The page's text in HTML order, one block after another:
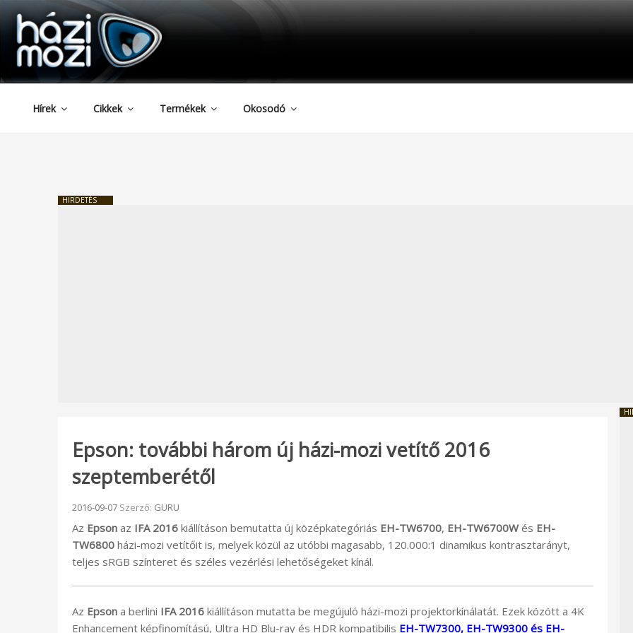
Tartalomhoz
HAZIMOZI
Hírek Cikkek Termékek Okosodó
HIRDETÉS
Epson: további három új házi-mozi vetítő 2016
szeptemberétől
Beküldve:
2016-09-07 Szerző: GURU
Az Epson az IFA 2016 kiállításon bemutatta új középkategóriás EH-TW6700, EH-TW6700Wés EH-
TW6800 házi-mozi vetítőit is, melyek közül az utóbbi magasabb, 120.000:1 dinamikus kontrasztarányt,
teljes sRGB színteret és széles vezérlési lehetőségeket kínál.
Az Epson a berlini IFA 2016 kiállításon mutatta be megújuló házi-mozi projektorkínálatát. Ezek között a 4K
Enhancement képfinomítású, Ultra HD Blu-ray és HDR kompatibilis EH-TW7300, EH-TW9300 és EH-